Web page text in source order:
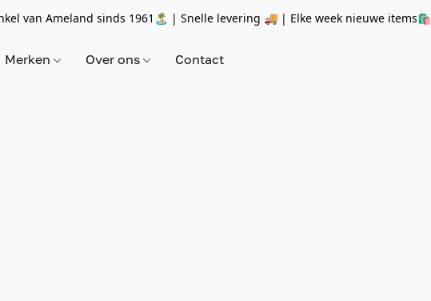
van Ameland sinds 1961🏝 | Snelle levering 🚚 | Elke week nieuwe items🛍
Merken Over ons Contact